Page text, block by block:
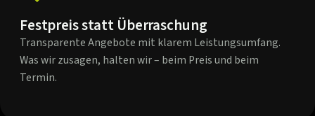
Festpreis statt Überraschung
Transparente Angebote mit klarem Leistungsumfang.
Was wir zusagen, halten wir – beim Preis und beim
Termin.